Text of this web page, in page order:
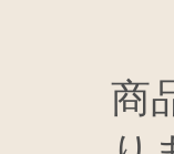
商